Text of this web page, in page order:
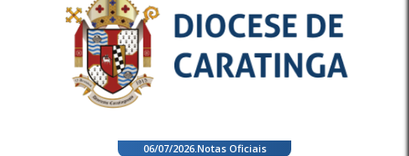
06/07/2026. Notas Oficiais